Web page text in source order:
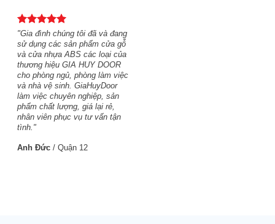
"Gia đình chúng tôi đã và đang
sử dụng các sản phẩm cửa gỗ
và cửa nhựa ABS các loại của
thương hiệu GIA HUY DOOR
cho phòng ngủ, phòng làm việc
và nhà vệ sinh. GiaHuyDoor
làm việc chuyên nghiệp, sản
phẩm chất lượng, giá lại rẻ,
nhân viên phục vụ tư vấn tận
tình."
Anh Đức / Quận 12